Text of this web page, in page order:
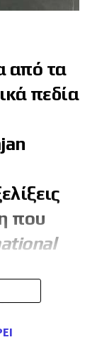
από τα
πεδία
που